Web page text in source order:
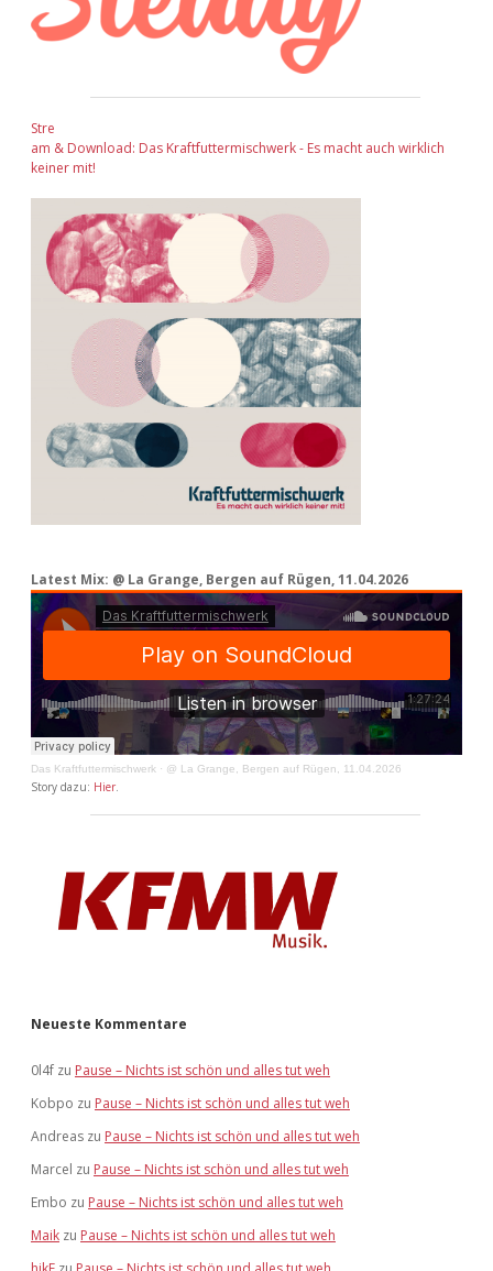
Stre
am & Download: Das Kraftfuttermischwerk - Es macht auch wirklich
keiner mit!
Latest Mix: @ La Grange, Bergen auf Rügen, 11.04.2026
Das Kraftfuttermischwerk · @ La Grange, Bergen auf Rügen, 11.04.2026
Story dazu: Hier.
Neueste Kommentare
0l4f zu Pause – Nichts ist schön und alles tut weh
Kobpo zu Pause – Nichts ist schön und alles tut weh
Andreas zu Pause – Nichts ist schön und alles tut weh
Marcel zu Pause – Nichts ist schön und alles tut weh
Embo zu Pause – Nichts ist schön und alles tut weh
Maik zu Pause – Nichts ist schön und alles tut weh